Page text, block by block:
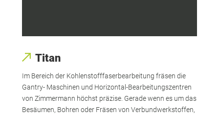
Titan
Im Bereich der Kohlenstofffaserbearbeitung fräsen die
Gantry- Maschinen und Horizontal-Bearbeitungszentren
von Zimmermann höchst präzise. Gerade wenn es um das
Besäumen, Bohren oder Fräsen von Verbundwerkstoffen,